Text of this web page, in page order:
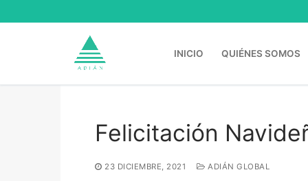
al
INICIO QUIÉNES SOMOS
Felicitación
23 DICIEMBRE, 2021 ADIÁN GLOBAL